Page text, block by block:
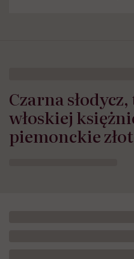
Czarna
włoskiej
piemonckie